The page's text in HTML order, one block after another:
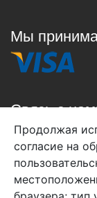
Мы
Связь с
+7 (495)
info@arben-
Продолжая
согласие на